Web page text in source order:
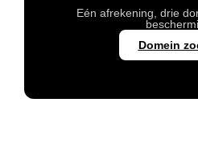
Eén afrekening, drie
Domein